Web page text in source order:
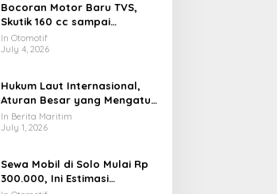
Bocoran Motor Baru TVS,
Skutik 160 cc sampai
Adventure Masuk Radar
In Otomotif
July 4, 2026
Hukum Laut Internasional,
Aturan Besar yang Mengatur
Samudra di Dunia
In Berita Maritim
July 1, 2026
Sewa Mobil di Solo Mulai Rp
300.000, Ini Estimasi